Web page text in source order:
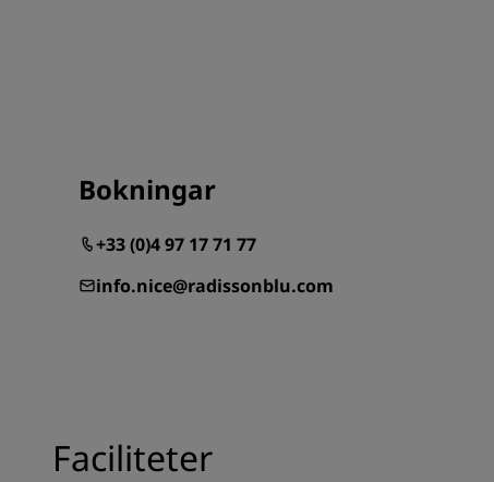
Bokningar
+33 (0)4 97 17 71 77
info.nice@radissonblu.com
Faciliteter